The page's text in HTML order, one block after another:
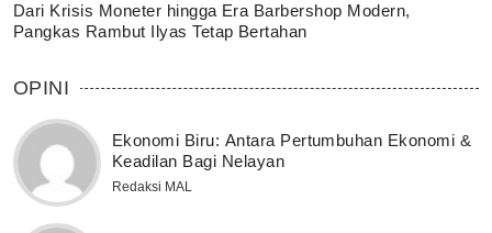
Dari Krisis Moneter hingga Era Barbershop Modern,
Pangkas Rambut Ilyas Tetap Bertahan
OPINI
Ekonomi Biru: Antara Pertumbuhan Ekonomi &
Keadilan Bagi Nelayan
Redaksi MAL